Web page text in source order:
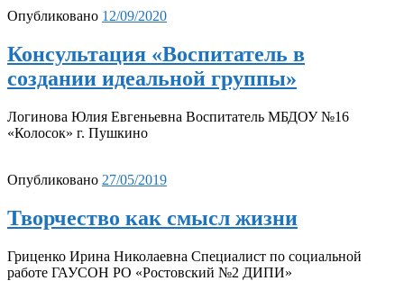
Опубликовано 12/09/2020
Консультация «Воспитатель в
создании идеальной группы»
Логинова Юлия Евгеньевна Воспитатель МБДОУ №16
«Колосок» г. Пушкино
Опубликовано 27/05/2019
Творчество как смысл жизни
Гриценко Ирина Николаевна Специалист по социальной
работе ГАУСОН РО «Ростовский №2 ДИПИ»